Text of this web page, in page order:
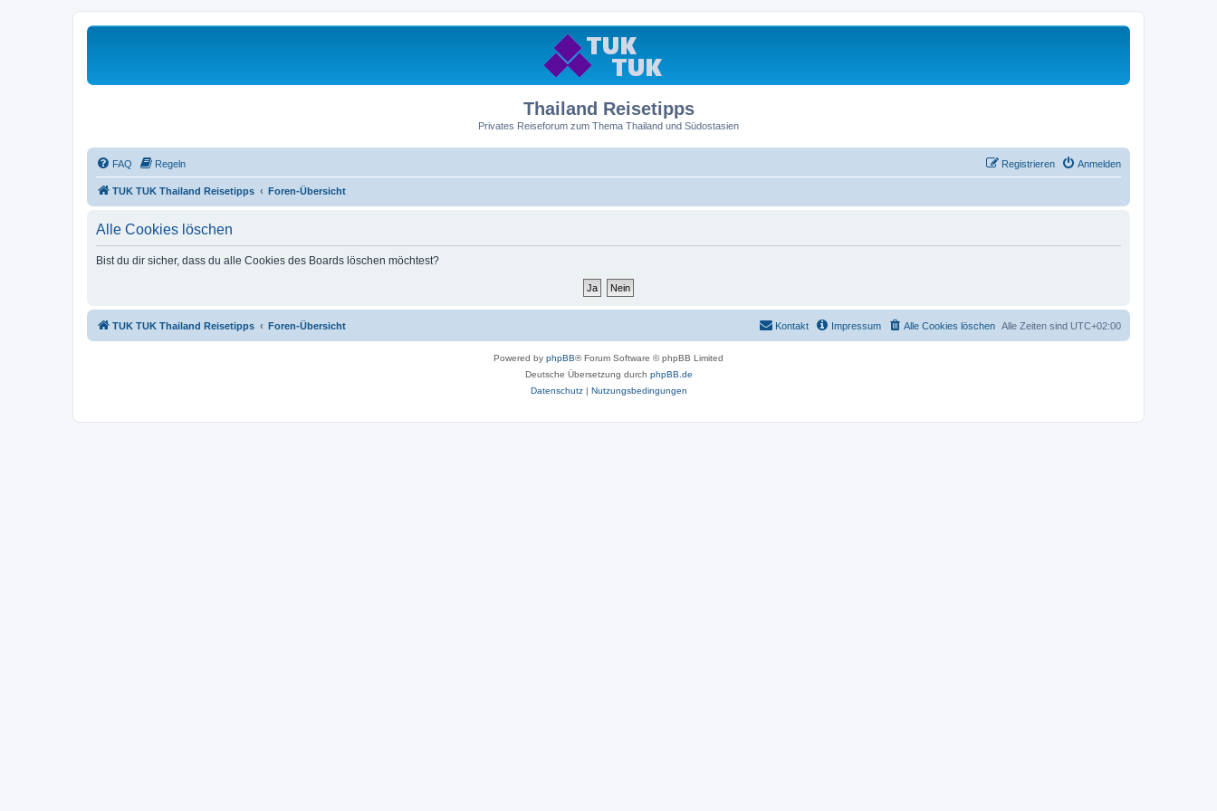
Thailand Reisetipps
Privates Reiseforum zum Thema Thailand und Südostasien
FAQ Regeln Anmelden
Registrieren
TUK TUK Thailand Reisetipps Foren-Übersicht
Alle Cookies löschen
Bist du dir sicher, dass du alle Cookies des Boards löschen möchtest?
TUK TUK Thailand Reisetipps Foren-Übersicht Alle Zeiten sind UTC+02:00
Alle Cookies löschen
Impressum
Kontakt
Powered by phpBB® Forum Software © phpBB Limited
Deutsche Übersetzung durch phpBB.de
Datenschutz| Nutzungsbedingungen